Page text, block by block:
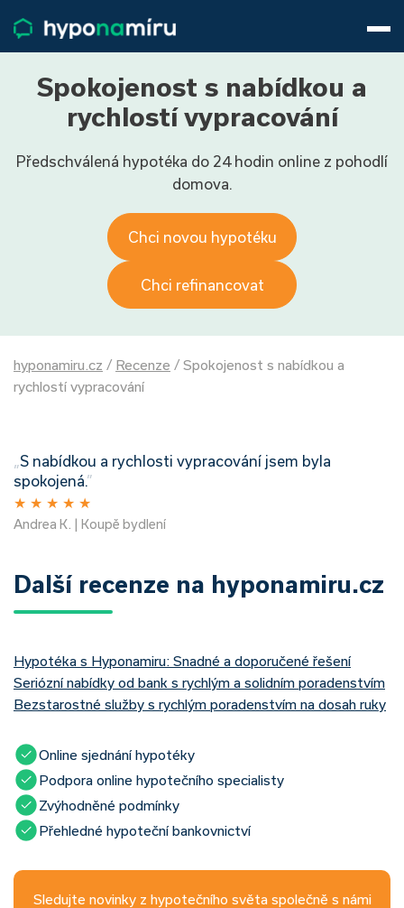
Životní pojištění
Pojištění nemovitosti
Články
O nás
800 688 388
9−16 hod.
Spokojenost s nabídkou a
rychlostí vypracování
Předschválená hypotéka do 24 hodin online z pohodlí
domova.
Chci novou hypotéku
Chci refinancovat
hyponamiru.cz / Recenze / Spokojenost s nabídkou a
rychlostí vypracování
„S nabídkou a rychlosti vypracování jsem byla
spokojená.”
★ ★ ★ ★ ★
Andrea K. | Koupě bydlení
Další recenze na hyponamiru.cz
Hypotéka s Hyponamiru: Snadné a doporučené řešení
Seriózní nabídky od bank s rychlým a solidním poradenstvím
Bezstarostné služby s rychlým poradenstvím na dosah ruky
Online sjednání hypotéky
Podpora online hypotečního specialisty
Zvýhodněné podmínky
Přehledné hypoteční bankovnictví
Sledujte novinky z hypotečního světa společně s námi